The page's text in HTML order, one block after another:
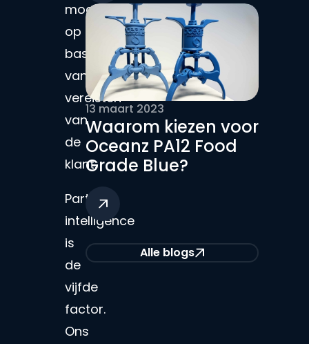
mogelijk
op
basis
van
vereisten
van
de
klant.
Part
intelligence
is
de
vijfde
factor.
Ons
Waarom kiezen voor
Oceanz PA12 Food
Grade Blue?
13 maart 2023
Alle blogs